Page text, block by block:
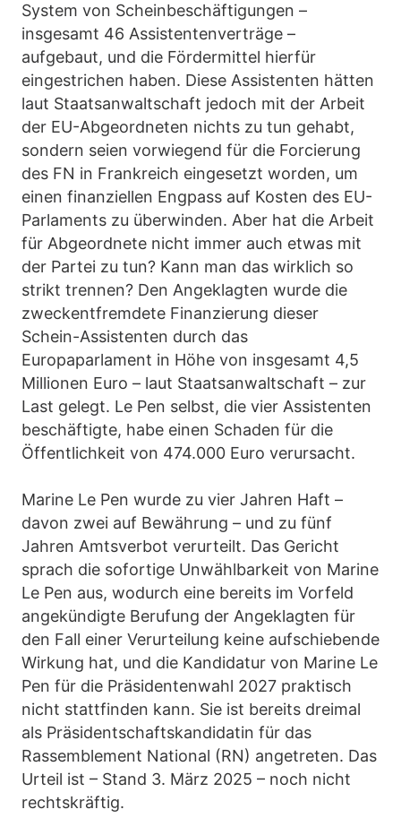
System von Scheinbeschäftigungen –
insgesamt 46 Assistentenverträge –
aufgebaut, und die Fördermittel hierfür
eingestrichen haben. Diese Assistenten hätten
laut Staatsanwaltschaft jedoch mit der Arbeit
der EU-Abgeordneten nichts zu tun gehabt,
sondern seien vorwiegend für die Forcierung
des FN in Frankreich eingesetzt worden, um
einen finanziellen Engpass auf Kosten des EU-
Parlaments zu überwinden. Aber hat die Arbeit
für Abgeordnete nicht immer auch etwas mit
der Partei zu tun? Kann man das wirklich so
strikt trennen? Den Angeklagten wurde die
zweckentfremdete Finanzierung dieser
Schein-Assistenten durch das
Europaparlament in Höhe von insgesamt 4,5
Millionen Euro – laut Staatsanwaltschaft – zur
Last gelegt. Le Pen selbst, die vier Assistenten
beschäftigte, habe einen Schaden für die
Öffentlichkeit von 474.000 Euro verursacht.
Marine Le Pen wurde zu vier Jahren Haft –
davon zwei auf Bewährung – und zu fünf
Jahren Amtsverbot verurteilt. Das Gericht
sprach die sofortige Unwählbarkeit von Marine
Le Pen aus, wodurch eine bereits im Vorfeld
angekündigte Berufung der Angeklagten für
den Fall einer Verurteilung keine aufschiebende
Wirkung hat, und die Kandidatur von Marine Le
Pen für die Präsidentenwahl 2027 praktisch
nicht stattfinden kann. Sie ist bereits dreimal
als Präsidentschaftskandidatin für das
Rassemblement National (RN) angetreten. Das
Urteil ist – Stand 3. März 2025 – noch nicht
rechtskräftig.